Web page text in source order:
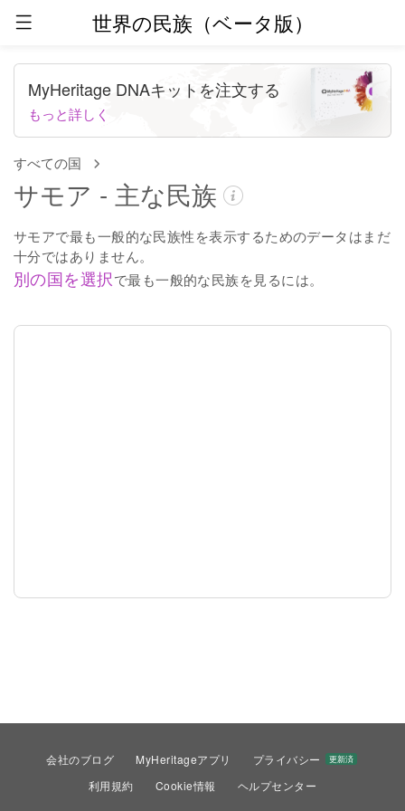
世界の民族（ベータ版）
すべての国
サモア - 主な民族
サモアで最も一般的な民族性を表示するためのデータはまだ
十分ではありません。
別の国を選択で最も一般的な民族を見るには。
MyHeritage DNAキットを注文する
もっと詳しく
会社のブログ MyHeritageアプリ プライバシー 更新済
利用規約 Cookie情報 ヘルプセンター